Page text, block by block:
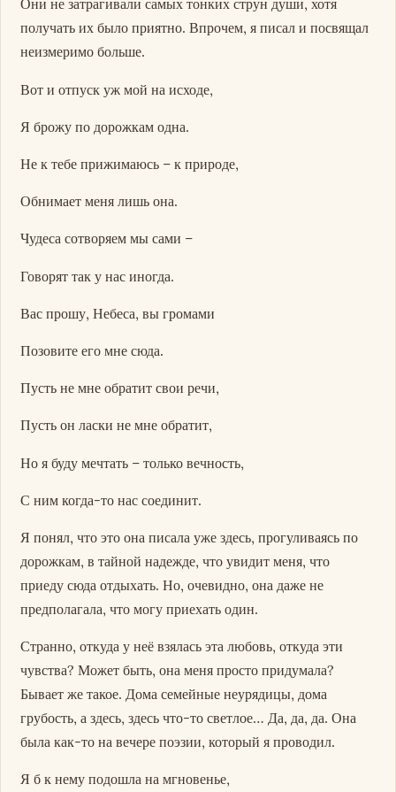
Они не затрагивали самых тонких струн души, хотя
получать их было приятно. Впрочем, я писал и посвящал
неизмеримо больше.
Вот и отпуск уж мой на исходе,
Я брожу по дорожкам одна.
Не к тебе прижимаюсь – к природе,
Обнимает меня лишь она.
Чудеса сотворяем мы сами –
Говорят так у нас иногда.
Вас прошу, Небеса, вы громами
Позовите его мне сюда.
Пусть не мне обратит свои речи,
Пусть он ласки не мне обратит,
Но я буду мечтать – только вечность,
С ним когда-то нас соединит.
Я понял, что это она писала уже здесь, прогуливаясь по
дорожкам, в тайной надежде, что увидит меня, что
приеду сюда отдыхать. Но, очевидно, она даже не
предполагала, что могу приехать один.
Странно, откуда у неё взялась эта любовь, откуда эти
чувства? Может быть, она меня просто придумала?
Бывает же такое. Дома семейные неурядицы, дома
грубость, а здесь, здесь что-то светлое… Да, да, да. Она
была как-то на вечере поэзии, который я проводил.
Я б к нему подошла на мгновенье,